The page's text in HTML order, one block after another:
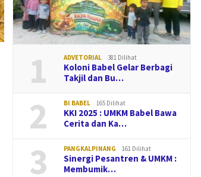
1 ADVETORIAL 381 Dilihat
Koloni Babel Gelar Berbagi
Takjil dan Bu…
2 BI BABEL 165 Dilihat
KKI 2025 : UMKM Babel Bawa
Cerita dan Ka…
3 PANGKALPINANG 161 Dilihat
Sinergi Pesantren & UMKM :
Membumik…